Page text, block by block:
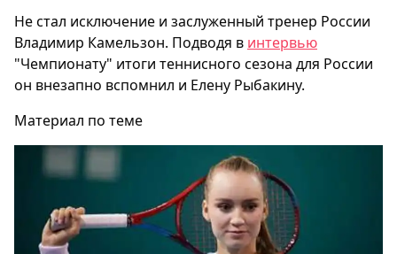
Не стал исключение и заслуженный тренер России
Владимир Камельзон. Подводя в интервью
"Чемпионату" итоги теннисного сезона для России
он внезапно вспомнил и Елену Рыбакину.
Материал по теме